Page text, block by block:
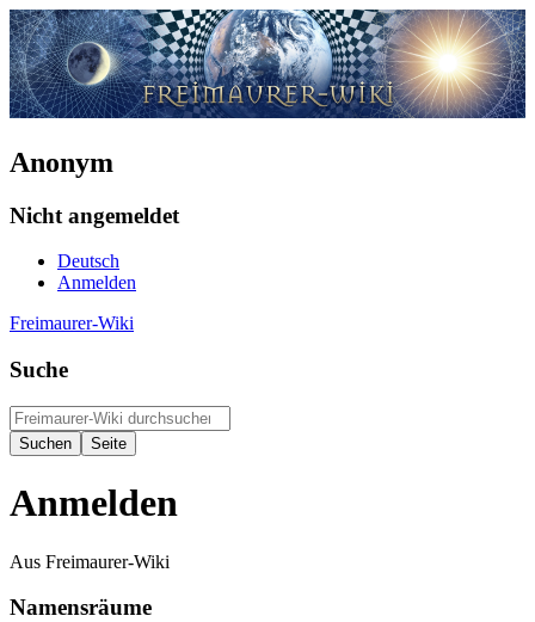
Anonym
Nicht angemeldet
Deutsch
Anmelden
Freimaurer-Wiki
Suche
Anmelden
Aus Freimaurer-Wiki
Namensräume